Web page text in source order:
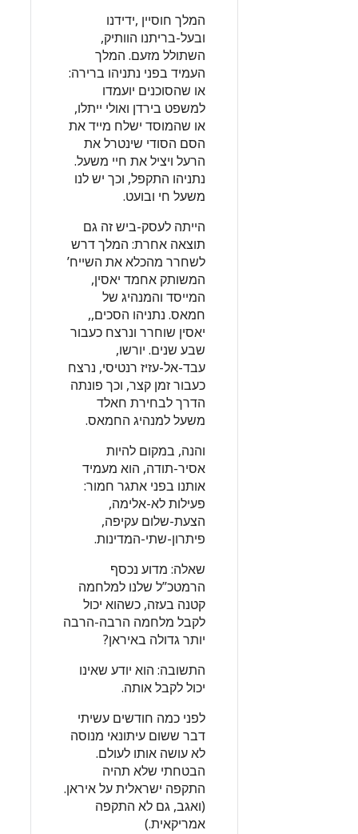
המלך חוסיין ,ידידנו
ובעל-בריתנו הוותיק,
השתולל מזעם. המלך
העמיד בפני נתניהו ברירה:
או שהסוכנים יועמדו
למשפט בירדן ואולי ייתלו,
או שהמוסד ישלח מייד את
הסם הסודי שינטרל את
הרעל ויציל את חיי משעל.
נתניהו התקפל, וכך יש לנו
משעל חי ובועט.
הייתה לעסק-ביש זה גם
תוצאה אחרת: המלך דרש
לשחרר מהכלא את השייח’
המשותק אחמד יאסין,
המייסד והמנהיג של
חמאס. נתניהו הסכים,,
יאסין שוחרר ונרצח כעבור
שבע שנים. יורשו,
עבד-אל-עזיז רנטיסי, נרצח
כעבור זמן קצר, וכך פונתה
הדרך לבחירת חאלד
משעל למנהיג החמאס.
והנה, במקום להיות
אסיר-תודה, הוא מעמיד
אותנו בפני אתגר חמור:
פעילות לא-אלימה,
הצעת-שלום עקיפה,
פיתרון-שתי-המדינות.
שאלה: מדוע נכסף
הרמטכ”ל שלנו למלחמה
קטנה בעזה, כשהוא יכול
לקבל מלחמה הרבה-הרבה
יותר גדולה באיראן?
התשובה: הוא יודע שאינו
יכול לקבל אותה.
לפני כמה חודשים עשיתי
דבר ששום עיתונאי מנוסה
לא עושה אותו לעולם.
הבטחתי שלא תהיה
התקפה ישראלית על איראן.
(ואגב, גם לא התקפה
אמריקאית.)